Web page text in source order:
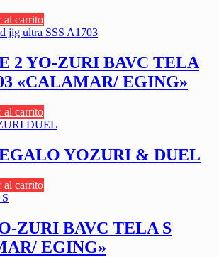
al carrito
2 YO-ZURI BAVC TELA
«CALAMAR/ EGING»
al carrito
YOZURI & DUEL
al carrito
ZURI BAVC TELA S
EGING»